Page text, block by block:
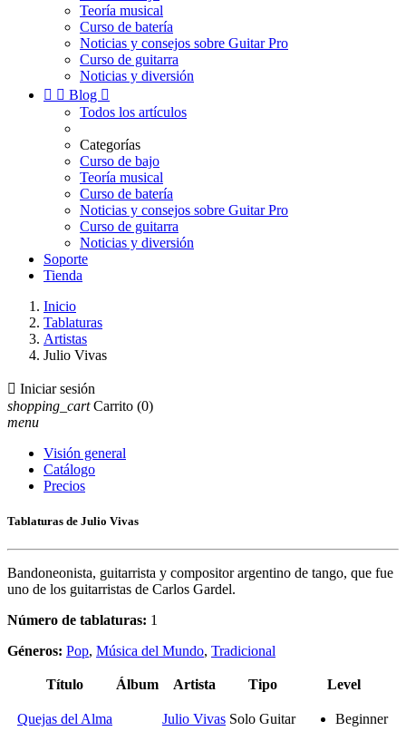
Teoría musical
Curso de batería
Noticias y consejos sobre Guitar Pro
Curso de guitarra
Noticias y diversión
  Blog 
Todos los artículos
Categorías
Curso de bajo
Teoría musical
Curso de batería
Noticias y consejos sobre Guitar Pro
Curso de guitarra
Noticias y diversión
Soporte
Tienda
Inicio
Tablaturas
Artistas
Julio Vivas
 Iniciar sesión
shopping_cart Carrito (0)
menu
Visión general
Catálogo
Precios
Tablaturas de Julio Vivas
Bandoneonista, guitarrista y compositor argentino de tango, que fue
uno de los guitarristas de Carlos Gardel.
Número de tablaturas: 1
Géneros: Pop, Música del Mundo, Tradicional
Título Álbum Artista Tipo Level
Quejas del Alma Julio Vivas Solo Guitar Beginner